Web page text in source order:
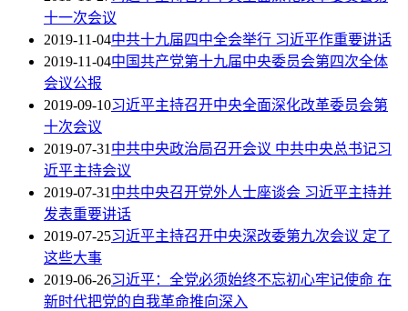
十一次会议
2019-11-04中共十九届四中全会举行 习近平作重要讲话
2019-11-04中国共产党第十九届中央委员会第四次全体
会议公报
2019-09-10习近平主持召开中央全面深化改革委员会第
十次会议
2019-07-31中共中央政治局召开会议 中共中央总书记习
近平主持会议
2019-07-31中共中央召开党外人士座谈会 习近平主持并
发表重要讲话
2019-07-25习近平主持召开中央深改委第九次会议 定了
这些大事
2019-06-26习近平：全党必须始终不忘初心牢记使命 在
新时代把党的自我革命推向深入